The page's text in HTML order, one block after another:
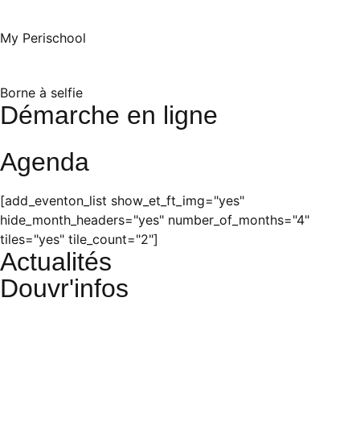
My Perischool
Borne à selfie
Démarche en ligne
Agenda
[add_eventon_list show_et_ft_img="yes"
hide_month_headers="yes" number_of_months="4"
tiles="yes" tile_count="2"]
Actualités
Douvr'infos